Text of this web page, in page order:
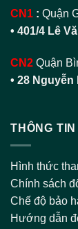
CN1 : Quận
• 401/4 Lê
CN2 Quận
• 28 Nguyễn
THÔNG
Hình thức
Chính sách
Chế độ bảo
Hướng dẫn